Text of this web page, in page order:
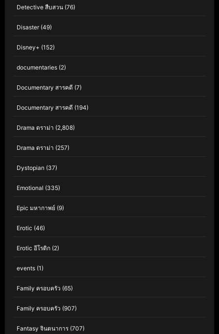
Detective สืบสวน (76)
Disaster(49)
Disney+ (152)
documentaries (2)
Documentary สารคดี (7)
Documentary สารคดี (194)
Drama ดราม่า (2,808)
Drama ดราม่า (257)
Dystopian (37)
Emotional (335)
Epic มหากาพย์ (9)
Erotic (46)
Erotic อีโรติก (2)
events (1)
Family ครอบครัว (65)
Family ครอบครัว (907)
Fantasy จินตนาการ (707)